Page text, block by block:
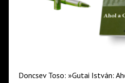
Doncsev Toso: »Gutai István: